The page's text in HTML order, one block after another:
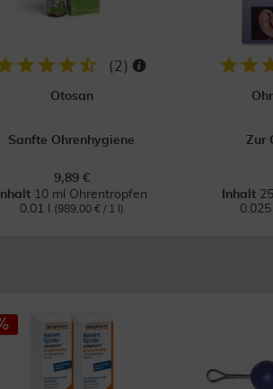
(2 )
Otosan
Sanfte Ohrenhygiene
9,89 €
Inhalt 10 ml Ohrentropfen
0.01 l
(989,00 € / 1 l)
Zur
Inhalt
0.025